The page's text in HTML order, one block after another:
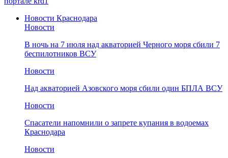
Новости Краснодара
Новости
В ночь на 7 июля над акваторией Черного моря сбили 7
беспилотников ВСУ
Новости
Над акваторией Азовского моря сбили один БПЛА ВСУ
Новости
Спасатели напомнили о запрете купания в водоемах
Краснодара
Новости